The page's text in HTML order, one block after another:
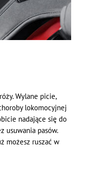
Wylane picie,
lokomocyjnej
nadające się do
usuwania pasów.
możesz ruszać w